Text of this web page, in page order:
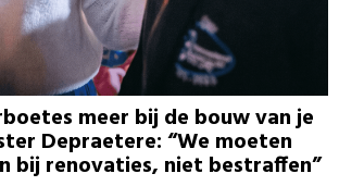
meer bij de bouw van je
Depraetere: “We moeten
bij renovaties, niet bestraffen”